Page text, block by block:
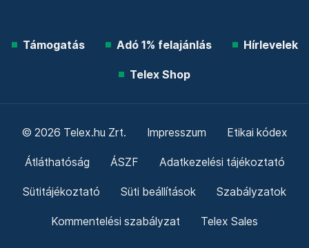
Támogatás Adó 1% felajánlás Hírlevelek
Telex Shop
© 2026 Telex.hu Zrt. Impresszum Etikai kódex
Átláthatóság ÁSZF Adatkezelési tájékoztató
Sütitájékoztató Süti beállítások Szabályzatok
Kommentelési szabályzat Telex Sales